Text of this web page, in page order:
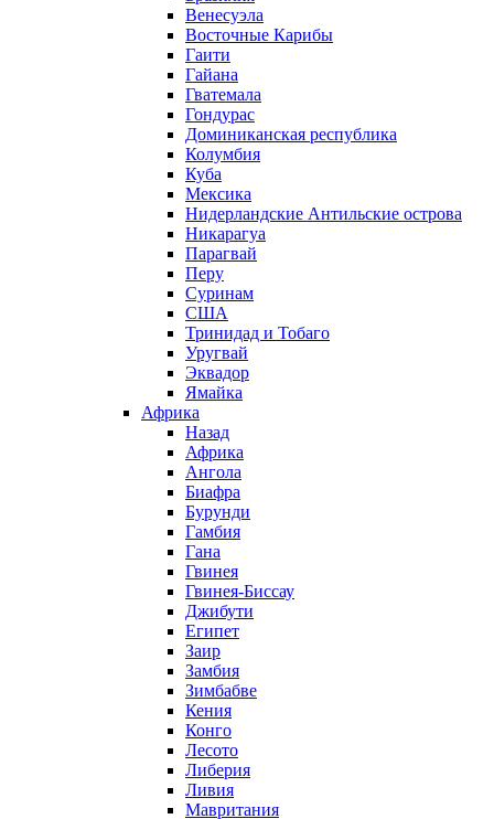
Венесуэла
Восточные Карибы
Гаити
Гайана
Гватемала
Гондурас
Доминиканская республика
Колумбия
Куба
Мексика
Нидерландские Антильские острова
Никарагуа
Парагвай
Перу
Суринам
США
Тринидад и Тобаго
Уругвай
Эквадор
Ямайка
Африка
Назад
Африка
Ангола
Биафра
Бурунди
Гамбия
Гана
Гвинея
Гвинея-Биссау
Джибути
Египет
Заир
Замбия
Зимбабве
Кения
Конго
Лесото
Либерия
Ливия
Мавритания